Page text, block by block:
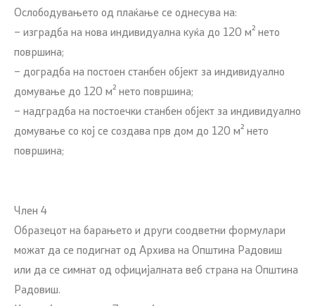
Ослободувањето од плаќање се однесува на:
– изградба на нова индивидуална куќа до 120 м² нето
површина;
– доградба на постоен станбен објект за индивидуално
домување до 120 м² нето површина;
– надградба на постоечки станбен објект за индивидуално
домување со кој се создава прв дом до 120 м² нето
површина;
Член 4
Образецот на барањето и други соодветни формулари
можат да се подигнат од Архива на Општина Радовиш
или да се симнат од официјалната веб страна на Општина
Радовиш.